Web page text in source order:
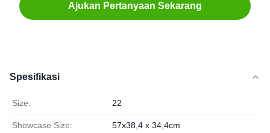
Ajukan Pertanyaan Sekarang
Spesifikasi
Size: 22
Showcase Size: 57x38,4 x 34,4cm